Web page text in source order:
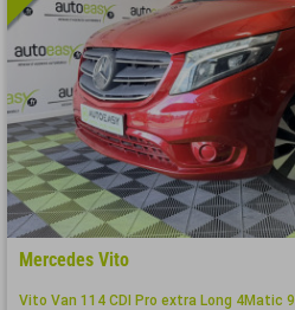
Mercedes Vito
Vito Van 114 CDI Pro extra Long 4Matic